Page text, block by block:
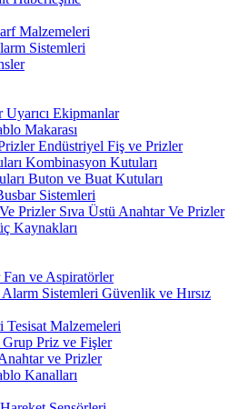
Malzemeleri
Sistemleri
Uyarıcı Ekipmanlar
Makarası
Endüstriyel Fiş ve Prizler
Kombinasyon Kutuları
Buton ve Buat Kutuları
Sistemleri
Sıva Üstü Anahtar Ve Prizler
Kaynakları
Fan ve Aspiratörler
Güvenlik ve Hırsız
Tesisat Malzemeleri
Grup Priz ve Fişler
ve Prizler
Kanalları